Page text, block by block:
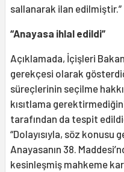
sallanarak ilan edilmiştir.”
“Anayasa ihlal edildi”
Açıklamada, İçişleri
gerekçesi olarak
süreçlerinin seçilme
kısıtlama
tarafından da tespit
“Dolayısıyla, söz konusu
Anayasanın 38.
kesinleşmiş mahkeme